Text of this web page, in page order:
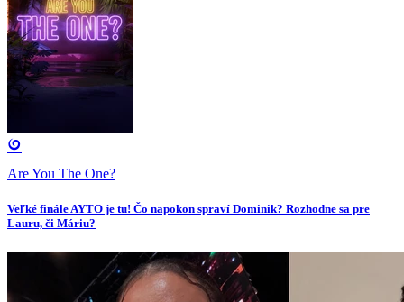
Are You The One?
Veľké finále AYTO je tu! Čo napokon spraví Dominik? Rozhodne sa pre
Lauru, či Máriu?